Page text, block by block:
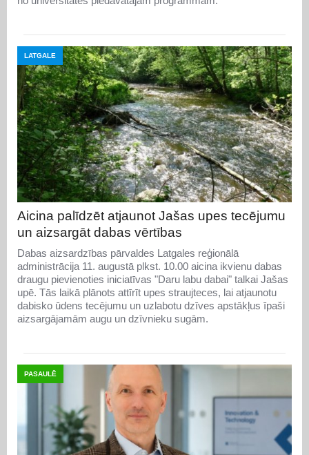
LATGALE
Aicina palīdzēt atjaunot Jašas upes tecējumu
un aizsargāt dabas vērtības
Dabas aizsardzības pārvaldes Latgales reģionālā
administrācija 11. augustā plkst. 10.00 aicina ikvienu dabas
draugu pievienoties iniciatīvas "Daru labu dabai" talkai Jašas
upē. Tās laikā plānots attīrīt upes straujteces, lai atjaunotu
dabisko ūdens tecējumu un uzlabotu dzīves apstākļus īpaši
aizsargājamām augu un dzīvnieku sugām.
PASAULĒ